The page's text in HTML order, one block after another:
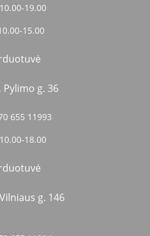
19.00
15.00
Pylimo g. 36
655 11993
18.00
g. 146